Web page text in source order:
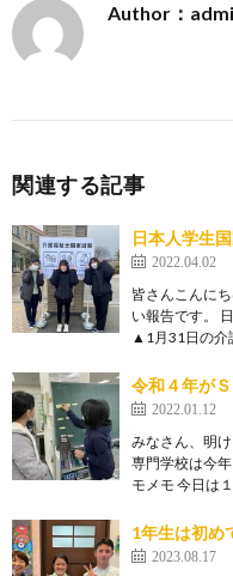
Author：
関連する記事
日本人学生
2022.04.02
皆さんこんに
い報告です。
▲1月31日の介
令和４年が
2022.01.12
みなさん、明
専門学校は今
モメモ 今日は
1年生は初め
2023.08.17